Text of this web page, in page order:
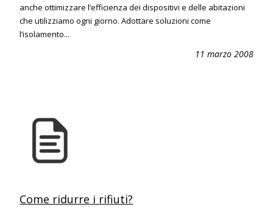
anche ottimizzare l’efficienza dei dispositivi e delle abitazioni
che utilizziamo ogni giorno. Adottare soluzioni come
l’isolamento...
11 marzo 2008
Come ridurre i rifiuti?